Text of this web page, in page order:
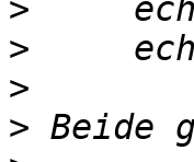
>
>
>
>